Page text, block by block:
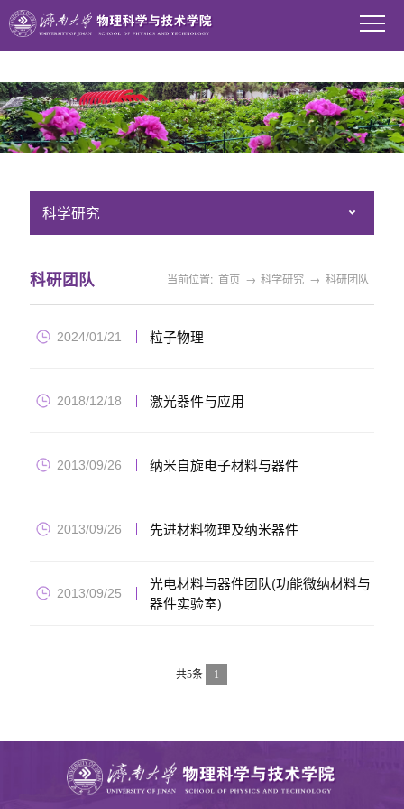
WilliamHill中文官方网站
科学研究
科研团队 当前位置: 首页 → 科学研究 → 科研团队
2024/01/21 粒子物理
2018/12/18 激光器件与应用
2013/09/26 纳米自旋电子材料与器件
2013/09/26 先进材料物理及纳米器件
2013/09/25
光电材料与器件团队(功能微纳材料与
器件实验室)
共5条 1